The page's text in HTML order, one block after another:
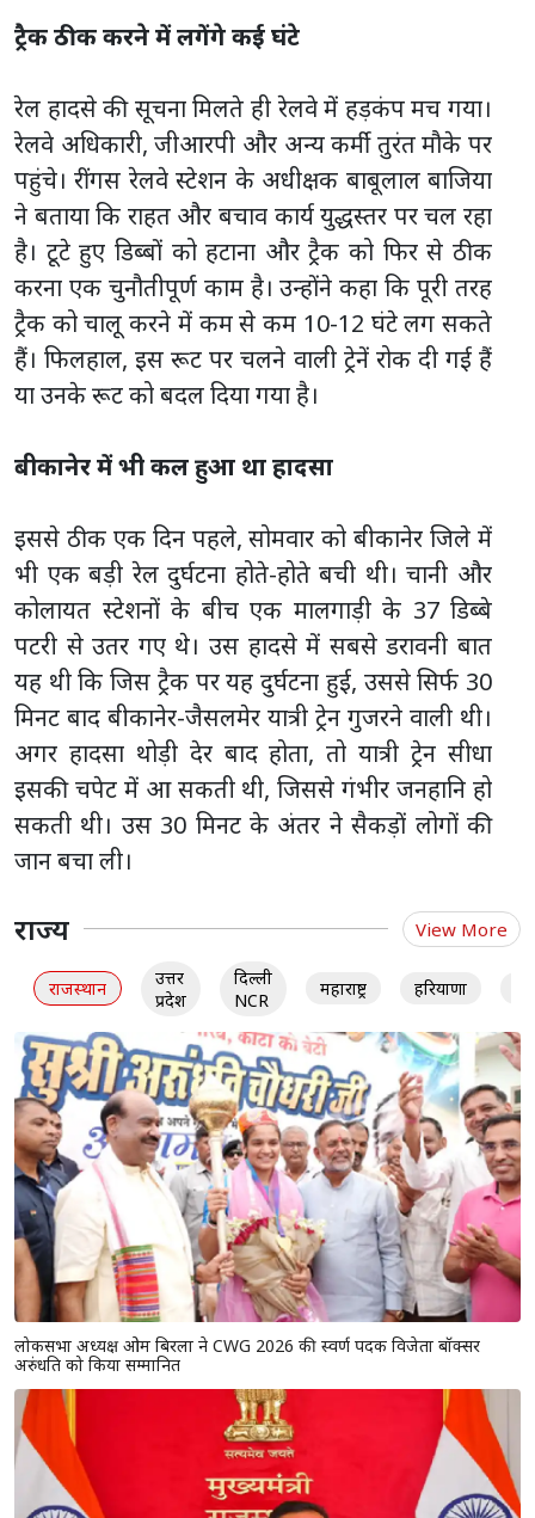
ट्रैक ठीक करने में लगेंगे कई घंटे
रेल हादसे की सूचना मिलते ही रेलवे में हड़कंप मच गया।
रेलवे अधिकारी, जीआरपी और अन्य कर्मी तुरंत मौके पर
पहुंचे। रींगस रेलवे स्टेशन के अधीक्षक बाबूलाल बाजिया
ने बताया कि राहत और बचाव कार्य युद्धस्तर पर चल रहा
है। टूटे हुए डिब्बों को हटाना और ट्रैक को फिर से ठीक
करना एक चुनौतीपूर्ण काम है। उन्होंने कहा कि पूरी तरह
ट्रैक को चालू करने में कम से कम 10-12 घंटे लग सकते
हैं। फिलहाल, इस रूट पर चलने वाली ट्रेनें रोक दी गई हैं
या उनके रूट को बदल दिया गया है।
बीकानेर में भी कल हुआ था हादसा
इससे ठीक एक दिन पहले, सोमवार को बीकानेर जिले में
भी एक बड़ी रेल दुर्घटना होते-होते बची थी। चानी और
कोलायत स्टेशनों के बीच एक मालगाड़ी के 37 डिब्बे
पटरी से उतर गए थे। उस हादसे में सबसे डरावनी बात
यह थी कि जिस ट्रैक पर यह दुर्घटना हुई, उससे सिर्फ 30
मिनट बाद बीकानेर-जैसलमेर यात्री ट्रेन गुजरने वाली थी।
अगर हादसा थोड़ी देर बाद होता, तो यात्री ट्रेन सीधा
इसकी चपेट में आ सकती थी, जिससे गंभीर जनहानि हो
सकती थी। उस 30 मिनट के अंतर ने सैकड़ों लोगों की
जान बचा ली।
राज्य View More
राजस्थान
उत्तर
प्रदेश
दिल्ली
NCR
महाराष्ट्र हरियाणा
लोकसभा अध्यक्ष ओम बिरला ने CWG 2026 की स्वर्ण पदक विजेता बॉक्सर
अरुंधति को किया सम्मानित